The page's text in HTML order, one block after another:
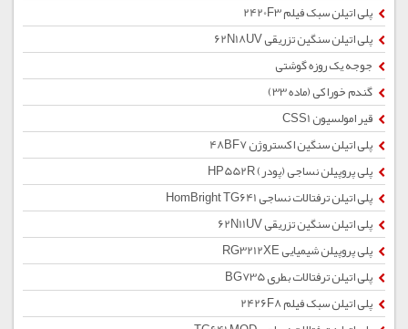
پلی اتیلن سبک فیلم 2420F3
پلی اتیلن سنگین تزریقی 62N18UV
جوجه یک روزه گوشتی
گندم خوراکی (ماده 33)
قیر امولسیون CSS1
پلی اتیلن سنگین اکستروژن 48BF7
پلی پروپیلن نساجی (پودر) HP552R
پلی اتیلن ترفتالات نساجی HomBright TG641
پلی اتیلن سنگین تزریقی 62N11UV
پلی پروپیلن شیمیایی RG3212XE
پلی اتیلن ترفتالات بطری BG735
پلی اتیلن سبک فیلم 2426F8